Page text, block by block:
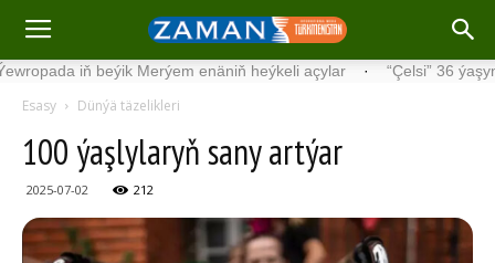
iň beýik Merýem enäniň heýkeli açylar · “Çelsi” 36 ýaşyndaky
Esasy Dünýä täzelikleri
100 ýaş­ly­la­ryň sa­ny art­ýar
2025-07-02 212